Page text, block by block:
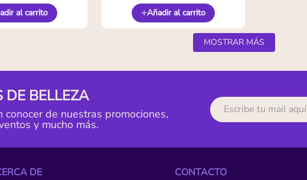
al carrito Añadir al carrito
MOSTRAR MÁS
DE BELLEZA
conocer de nuestras promociones,
y mucho más.
DE CONTACTO